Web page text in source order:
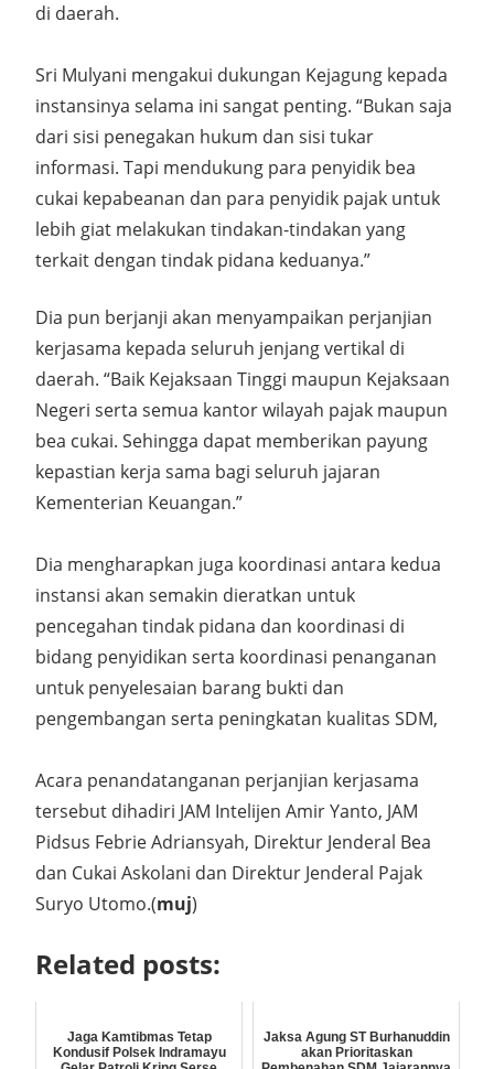
di daerah.
Sri Mulyani mengakui dukungan Kejagung kepada
instansinya selama ini sangat penting. “Bukan saja
dari sisi penegakan hukum dan sisi tukar
informasi. Tapi mendukung para penyidik bea
cukai kepabeanan dan para penyidik pajak untuk
lebih giat melakukan tindakan-tindakan yang
terkait dengan tindak pidana keduanya.”
Dia pun berjanji akan menyampaikan perjanjian
kerjasama kepada seluruh jenjang vertikal di
daerah. “Baik Kejaksaan Tinggi maupun Kejaksaan
Negeri serta semua kantor wilayah pajak maupun
bea cukai. Sehingga dapat memberikan payung
kepastian kerja sama bagi seluruh jajaran
Kementerian Keuangan.”
Dia mengharapkan juga koordinasi antara kedua
instansi akan semakin dieratkan untuk
pencegahan tindak pidana dan koordinasi di
bidang penyidikan serta koordinasi penanganan
untuk penyelesaian barang bukti dan
pengembangan serta peningkatan kualitas SDM,
Acara penandatanganan perjanjian kerjasama
tersebut dihadiri JAM Intelijen Amir Yanto, JAM
Pidsus Febrie Adriansyah, Direktur Jenderal Bea
dan Cukai Askolani dan Direktur Jenderal Pajak
Suryo Utomo.(muj)
Related posts:
Jaga Kamtibmas Tetap
Kondusif Polsek Indramayu
Jaksa Agung ST Burhanuddin
akan Prioritaskan